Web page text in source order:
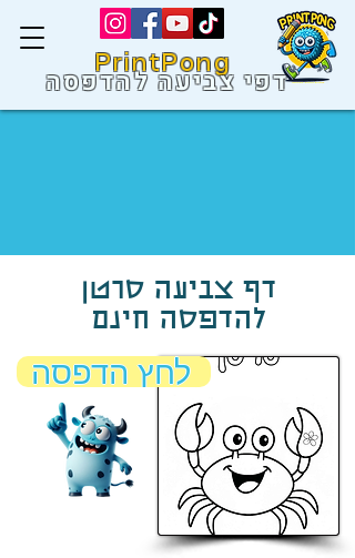
PrintPong
דפי צביעה להדפסה
דף צביעה סרטן
להדפסה חינם
לחץ הדפסה